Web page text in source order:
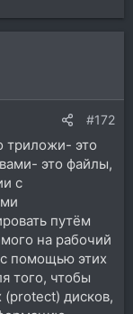
#172
триложи- это
это файлы,
с
путём
на рабочий
помощью этих
того, чтобы
дисков,